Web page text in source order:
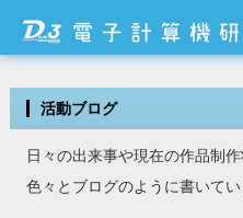
活動ブログ
日々の出来事や現在の作品制
色々とブログのように書いてい